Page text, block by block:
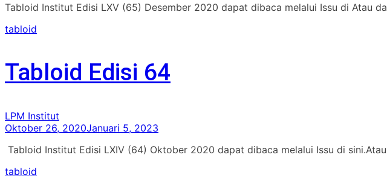
Tabloid Institut Edisi LXV (65) Desember 2020 dapat dibaca melalui Issu di Atau
tabloid
Tabloid Edisi 64
LPM Institut
Oktober 26, 2020Januari 5, 2023
Tabloid Institut Edisi LXIV (64) Oktober 2020 dapat dibaca melalui Issu di
tabloid